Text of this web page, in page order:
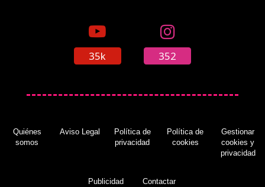
35k 352
Quiénes
somos
Aviso Legal
Política de
privacidad
Política de
cookies
Gestionar
cookies y
privacidad
Publicidad Contactar